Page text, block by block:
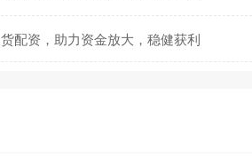
配资，助力资金放大，稳健获利